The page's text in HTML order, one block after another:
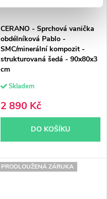
CERANO - Sprchová vanička
obdélníková Pablo -
SMC/minerální kompozit -
strukturovaná šedá - 90x80x3
cm
Skladem
2 890 Kč
DO KOŠÍKU
PRODLOUŽENÁ ZÁRUKA